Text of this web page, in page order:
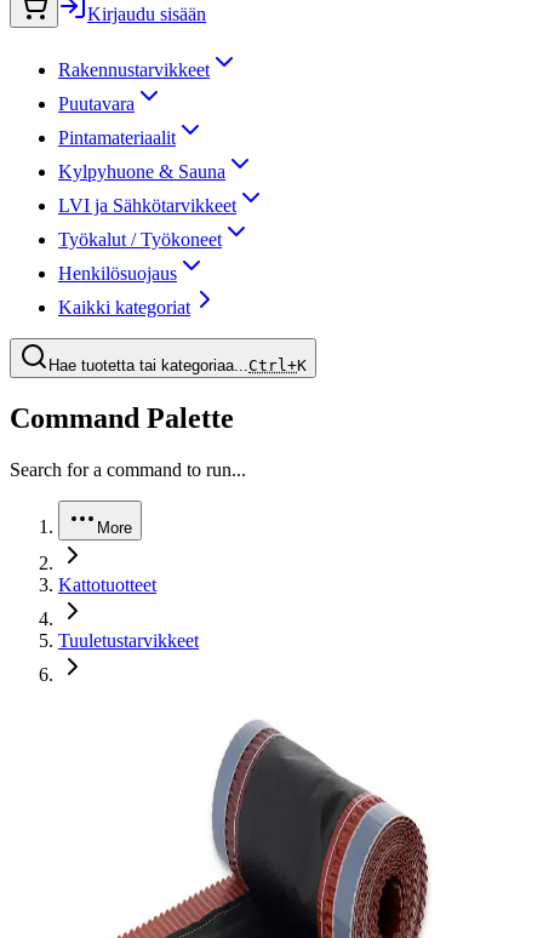
Kirjaudu sisään
Rakennustarvikkeet
Puutavara
Pintamateriaalit
Kylpyhuone & Sauna
LVI ja Sähkötarvikkeet
Työkalut / Työkoneet
Henkilösuojaus
Kaikki kategoriat
Hae tuotetta tai kategoriaa...Ctrl+K
Command Palette
Search for a command to run...
More
Kattotuotteet
Tuuletustarvikkeet